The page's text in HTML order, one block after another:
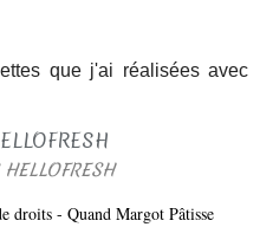
que j'ai réalisées avec
droits - Quand Margot Pâtisse